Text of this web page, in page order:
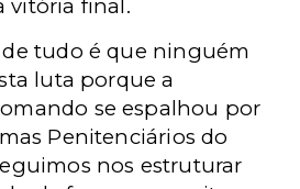
vitória final.
tudo é que ninguém
luta porque a
se espalhou por
Penitenciários do
nos estruturar